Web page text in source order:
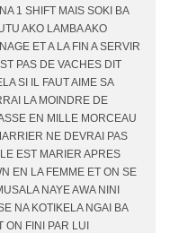
1 SHIFT MAIS SOKI BA
AKO LAMBA AKO
ET A LA FIN A SERVIR
PAS DE VACHES DIT
SI IL FAUT AIME SA
LA MOINDRE DE
EN MILLE MORCEAU
NE DEVRAI PAS
EST MARIER APRES
EN LA FEMME ET ON SE
NAYE AWA NINI
NA KOTIKELA NGAI BA
ON FINI PAR LUI